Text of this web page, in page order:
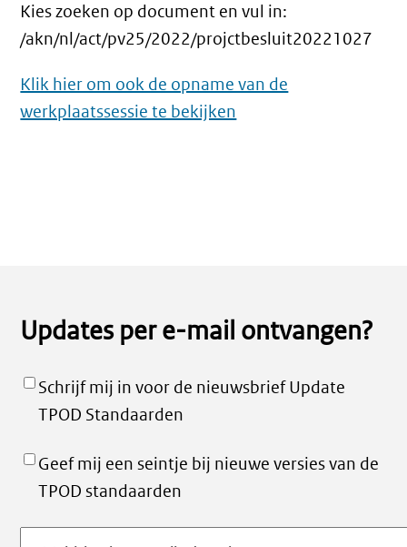
Kies zoeken op document en vul in:
/akn/nl/act/pv25/2022/projctbesluit20221027
Klik hier om ook de opname van de
werkplaatssessie te bekijken
Updates per e-mail ontvangen?
Schrijf mij in voor de nieuwsbrief Update
TPOD Standaarden
Geef mij een seintje bij nieuwe versies van de
TPOD standaarden